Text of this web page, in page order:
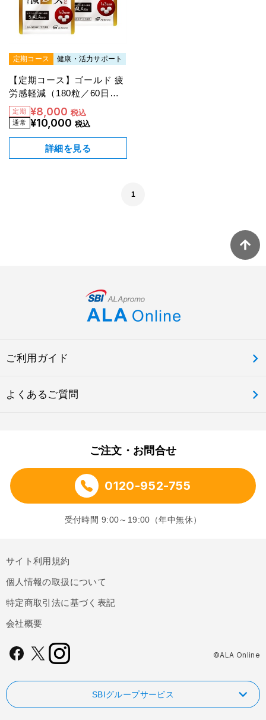
定期コース 健康・活力サポート
【定期コース】ゴールド 疲
労感軽減（180粒／60日
分） ¥8,000 税込
¥10,000 税込
詳細を見る
1
ご利用ガイド
よくあるご質問
ご注文・お問合せ
0120-952-755
受付時間 9:00～19:00（年中無休）
サイト利用規約
個人情報の取扱について
特定商取引法に基づく表記
会社概要
©ALA Online
SBIグループサービス